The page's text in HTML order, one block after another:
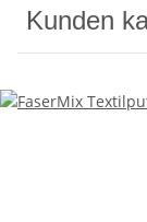
Kunden